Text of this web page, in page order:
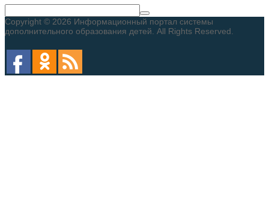
Copyright © 2026 Информационный портал системы
дополнительного образования детей. All Rights Reserved.